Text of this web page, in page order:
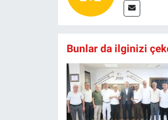
Bunlar da ilginizi